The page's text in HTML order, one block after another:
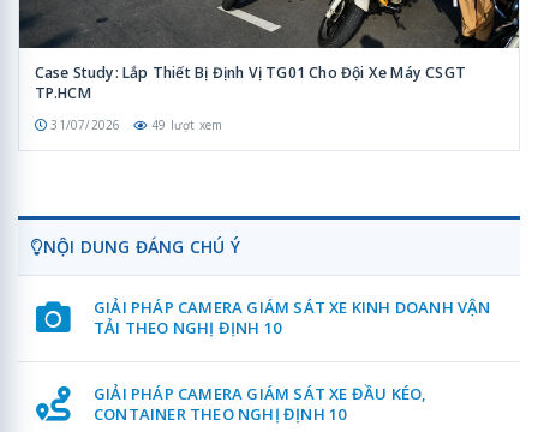
Case Study: Lắp Thiết Bị Định Vị TG01 Cho Đội Xe Máy CSGT
TP.HCM
31/07/2026 49 lượt xem
NỘI DUNG ĐÁNG CHÚ Ý
GIẢI PHÁP CAMERA GIÁM SÁT XE KINH DOANH VẬN
TẢI THEO NGHỊ ĐỊNH 10
GIẢI PHÁP CAMERA GIÁM SÁT XE ĐẦU KÉO,
CONTAINER THEO NGHỊ ĐỊNH 10